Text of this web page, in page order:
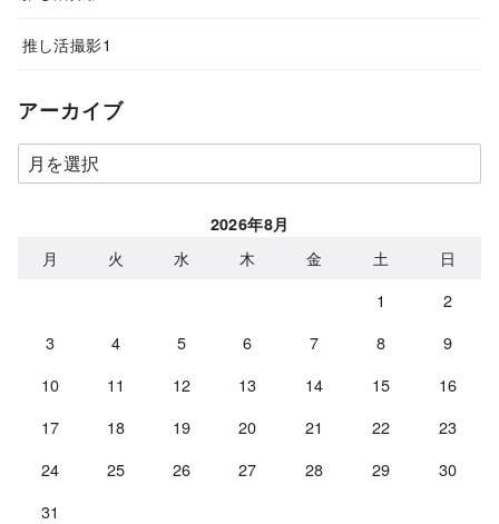
推し活撮影1
アーカイブ
ア
ー
2026年8月
月 火 水 木 金 土
日
1
2
3
4 5 6 7 8
9
10
11 12 13 14 15
16
17
18 19 20 21 22
23
24
25 26 27 28 29
30
31